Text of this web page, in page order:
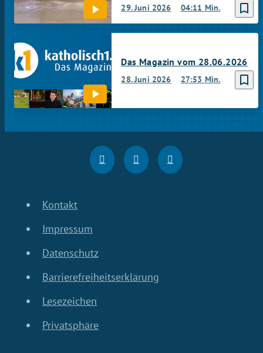
bookmark_border
29. Juni 2026 04:11 Min.
bookmark_border
28. Juni 2026 27:53 Min.
Das Magazin vom 28.06.2026
Kontakt
Impressum
Datenschutz
Barrierefreiheitserklärung
Lesezeichen
Privatsphäre